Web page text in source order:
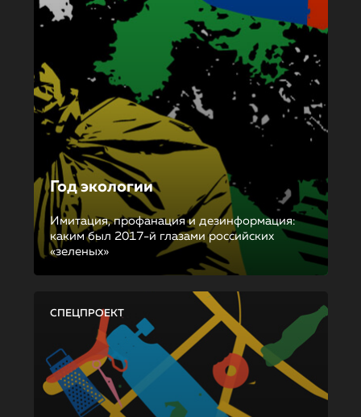
Год экологии
Имитация, профанация и дезинформация:
каким был 2017-й глазами российских
«зеленых»
СПЕЦПРОЕКТ